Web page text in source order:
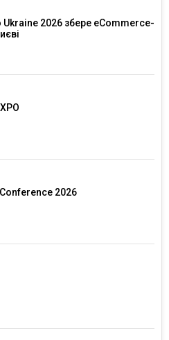
Ukraine 2026 збере eCommerce-
2026